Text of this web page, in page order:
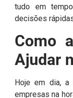
tudo em
decisões
Como
Ajudar
Hoje em dia, a
empresas na